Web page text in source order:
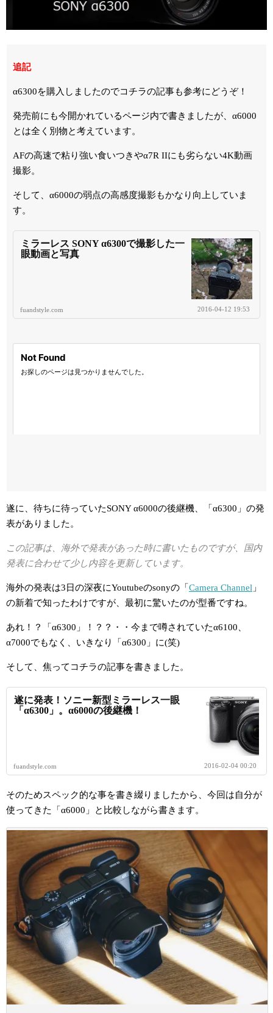
追記
α6300を購入しましたのでコチラの記事も参考にどうぞ！
発売前にも今開かれているページ内で書きましたが、α6000
とは全く別物と考えています。
AFの高速で粘り強い食いつきやα7R IIにも劣らない4K動画
撮影。
そして、α6000の弱点の高感度撮影もかなり向上していま
す。
ミラーレス SONY α6300で撮影した一
眼動画と写真
fuandstyle.com 2016-04-12 19:53
遂に、待ちに待っていたSONY α6000の後継機、「α6300」の発
表がありました。
この記事は、海外で発表があった時に書いたものですが、国内
発表に合わせて少し内容を更新しています。
海外の発表は3日の深夜にYoutubeのsonyの「 Camera Channel 」
の新着で知ったわけですが、最初に驚いたのが型番ですね。
あれ！？「α6300」！？？・・今まで噂されていたα6100、
α7000でもなく、いきなり「α6300」に(笑)
そして、焦ってコチラの記事を書きました。
遂に発表！ソニー新型ミラーレス一眼
「α6300」。α6000の後継機！
fuandstyle.com 2016-02-04 00:20
そのためスペック的な事を書き綴りましたから、今回は自分が
使ってきた「α6000」と比較しながら書きます。